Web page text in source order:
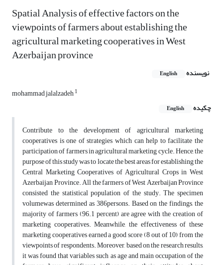
Spatial Analysis of effective factors on the
viewpoints of farmers about establishing the
agricultural marketing cooperatives in West
Azerbaijan province
نویسنده English
mohammad jalalzadeh1
چکیده English
Contribute to the development of agricultural marketing
cooperatives is one of strategies which can help to facilitate the
participation of farmers in agricultural marketing cycle. Hence, the
purpose of this study was to locate the best areas for establishing the
Central Marketing Cooperatives of Agricultural Crops in West
Azerbaijan Province. All the farmers of West Azerbaijan Province
consisted the statistical population of the study. The specimen
volumewas determined as 386persons. Based on the findings, the
majority of farmers (96.1 percent) are agree with the creation of
marketing cooperatives. Meanwhile, the effectiveness of these
marketing cooperatives earned a good score (8 out of 10) from the
viewpoints of respondents. Moreover, based on the research results,
it was found that variables such as age and main occupation of the